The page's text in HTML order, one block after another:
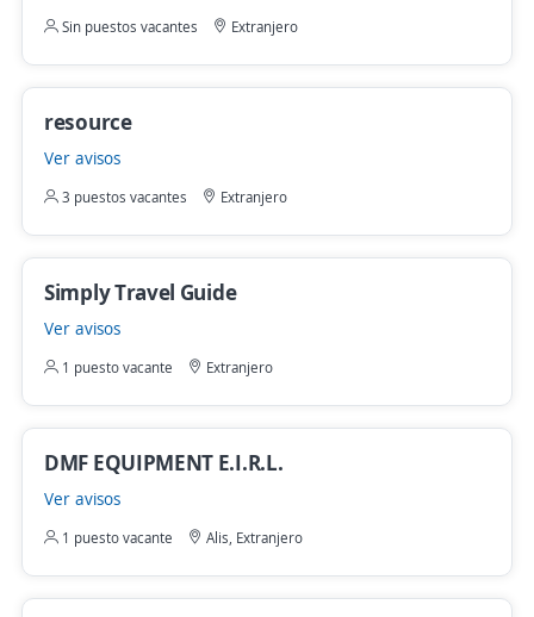
Sin puestos vacantes Extranjero
resource
Ver avisos
3 puestos vacantes Extranjero
Simply Travel Guide
Ver avisos
1 puesto vacante Extranjero
DMF EQUIPMENT E.I.R.L.
Ver avisos
1 puesto vacante Alis, Extranjero